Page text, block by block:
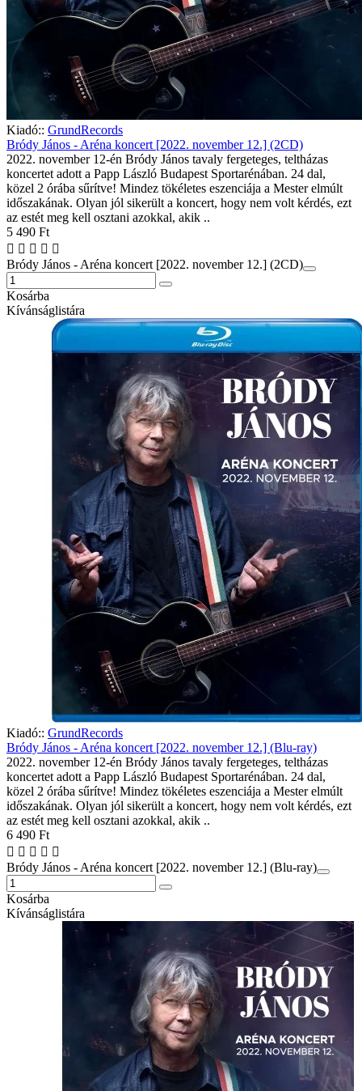
Kiadó:: GrundRecords
Bródy János - Aréna koncert [2022. november 12.] (2CD)
2022. november 12-én Bródy János tavaly fergeteges, teltházas
koncertet adott a Papp László Budapest Sportarénában. 24 dal,
közel 2 órába sűrítve! Mindez tökéletes eszenciája a Mester elmúlt
időszakának. Olyan jól sikerült a koncert, hogy nem volt kérdés, ezt
az estét meg kell osztani azokkal, akik ..
5 490 Ft
Bródy János - Aréna koncert [2022. november 12.] (2CD)
Kosárba
Kívánságlistára
Kiadó:: GrundRecords
Bródy János - Aréna koncert [2022. november 12.] (Blu-ray)
2022. november 12-én Bródy János tavaly fergeteges, teltházas
koncertet adott a Papp László Budapest Sportarénában. 24 dal,
közel 2 órába sűrítve! Mindez tökéletes eszenciája a Mester elmúlt
időszakának. Olyan jól sikerült a koncert, hogy nem volt kérdés, ezt
az estét meg kell osztani azokkal, akik ..
6 490 Ft
Bródy János - Aréna koncert [2022. november 12.] (Blu-ray)
Kosárba
Kívánságlistára